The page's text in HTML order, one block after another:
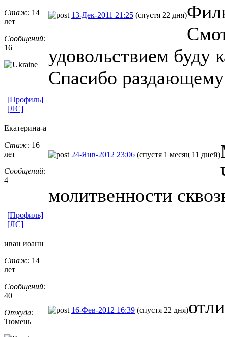
Стаж: 14
лет
Сообщений:
16
13-Дек-2011 21:25 (спустя 22 дня)
удовольствием буду
Спасибо
[Профиль]
[ЛС]
Екатерина-а
Стаж: 16
лет
Сообщений:
4
24-Янв-2012 23:06 (спустя 1 месяц 11 дней)
молитвенности
[Профиль]
[ЛС]
иван иоанн
Стаж: 14
лет
Сообщений:
40
Откуда:
Тюмень
16-Фев-2012 16:39 (спустя 22 дня)